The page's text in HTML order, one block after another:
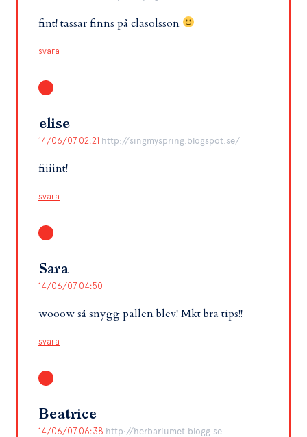
fint! tassar finns på clasolsson
svara
elise
14/06/07 02:21 http://singmyspring.blogspot.se/
fiiiint!
svara
Sara
14/06/07 04:50
wooow så snygg pallen blev! Mkt bra tips!!
svara
Beatrice
14/06/07 06:38 http://herbariumet.blogg.se